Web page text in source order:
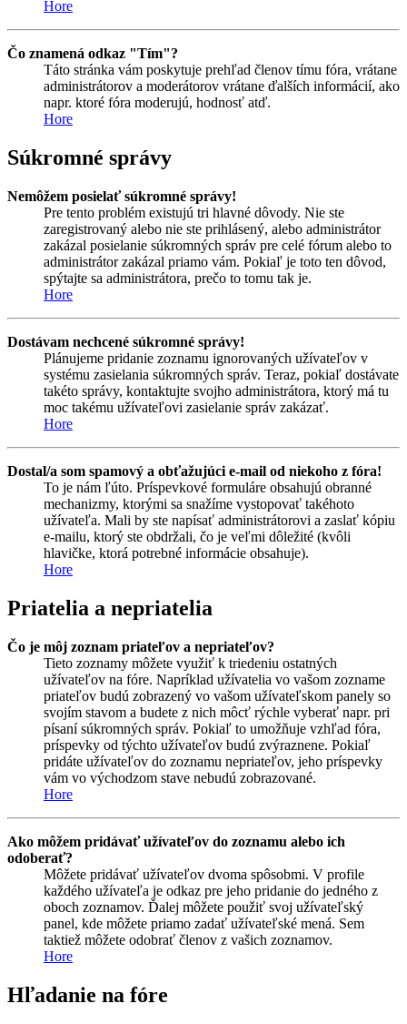
Hore
Čo znamená odkaz "Tím"?
Táto stránka vám poskytuje prehľad členov tímu fóra, vrátane
administrátorov a moderátorov vrátane ďalších informácií, ako
napr. ktoré fóra moderujú, hodnosť atď.
Hore
Súkromné správy
Nemôžem posielať súkromné správy!
Pre tento problém existujú tri hlavné dôvody. Nie ste
zaregistrovaný alebo nie ste prihlásený, alebo administrátor
zakázal posielanie súkromných správ pre celé fórum alebo to
administrátor zakázal priamo vám. Pokiaľ je toto ten dôvod,
spýtajte sa administrátora, prečo to tomu tak je.
Hore
Dostávam nechcené súkromné správy!
Plánujeme pridanie zoznamu ignorovaných užívateľov v
systému zasielania súkromných správ. Teraz, pokiaľ dostávate
takéto správy, kontaktujte svojho administrátora, ktorý má tu
moc takému užívateľovi zasielanie správ zakázať.
Hore
Dostal/a som spamový a obťažujúci e-mail od niekoho z fóra!
To je nám ľúto. Príspevkové formuláre obsahujú obranné
mechanizmy, ktorými sa snažíme vystopovať takéhoto
užívateľa. Mali by ste napísať administrátorovi a zaslať kópiu
e-mailu, ktorý ste obdržali, čo je veľmi dôležité (kvôli
hlavičke, ktorá potrebné informácie obsahuje).
Hore
Priatelia a nepriatelia
Čo je môj zoznam priateľov a nepriateľov?
Tieto zoznamy môžete využiť k triedeniu ostatných
užívateľov na fóre. Napríklad užívatelia vo vašom zozname
priateľov budú zobrazený vo vašom užívateľskom panely so
svojím stavom a budete z nich môcť rýchle vyberať napr. pri
písaní súkromných správ. Pokiaľ to umožňuje vzhľad fóra,
príspevky od týchto užívateľov budú zvýraznene. Pokiaľ
pridáte užívateľov do zoznamu nepriateľov, jeho príspevky
vám vo východzom stave nebudú zobrazované.
Hore
Ako môžem pridávať užívateľov do zoznamu alebo ich
odoberať?
Môžete pridávať užívateľov dvoma spôsobmi. V profile
každého užívateľa je odkaz pre jeho pridanie do jedného z
oboch zoznamov. Ďalej môžete použiť svoj užívateľský
panel, kde môžete priamo zadať užívateľské mená. Sem
taktiež môžete odobrať členov z vašich zoznamov.
Hore
Hľadanie na fóre